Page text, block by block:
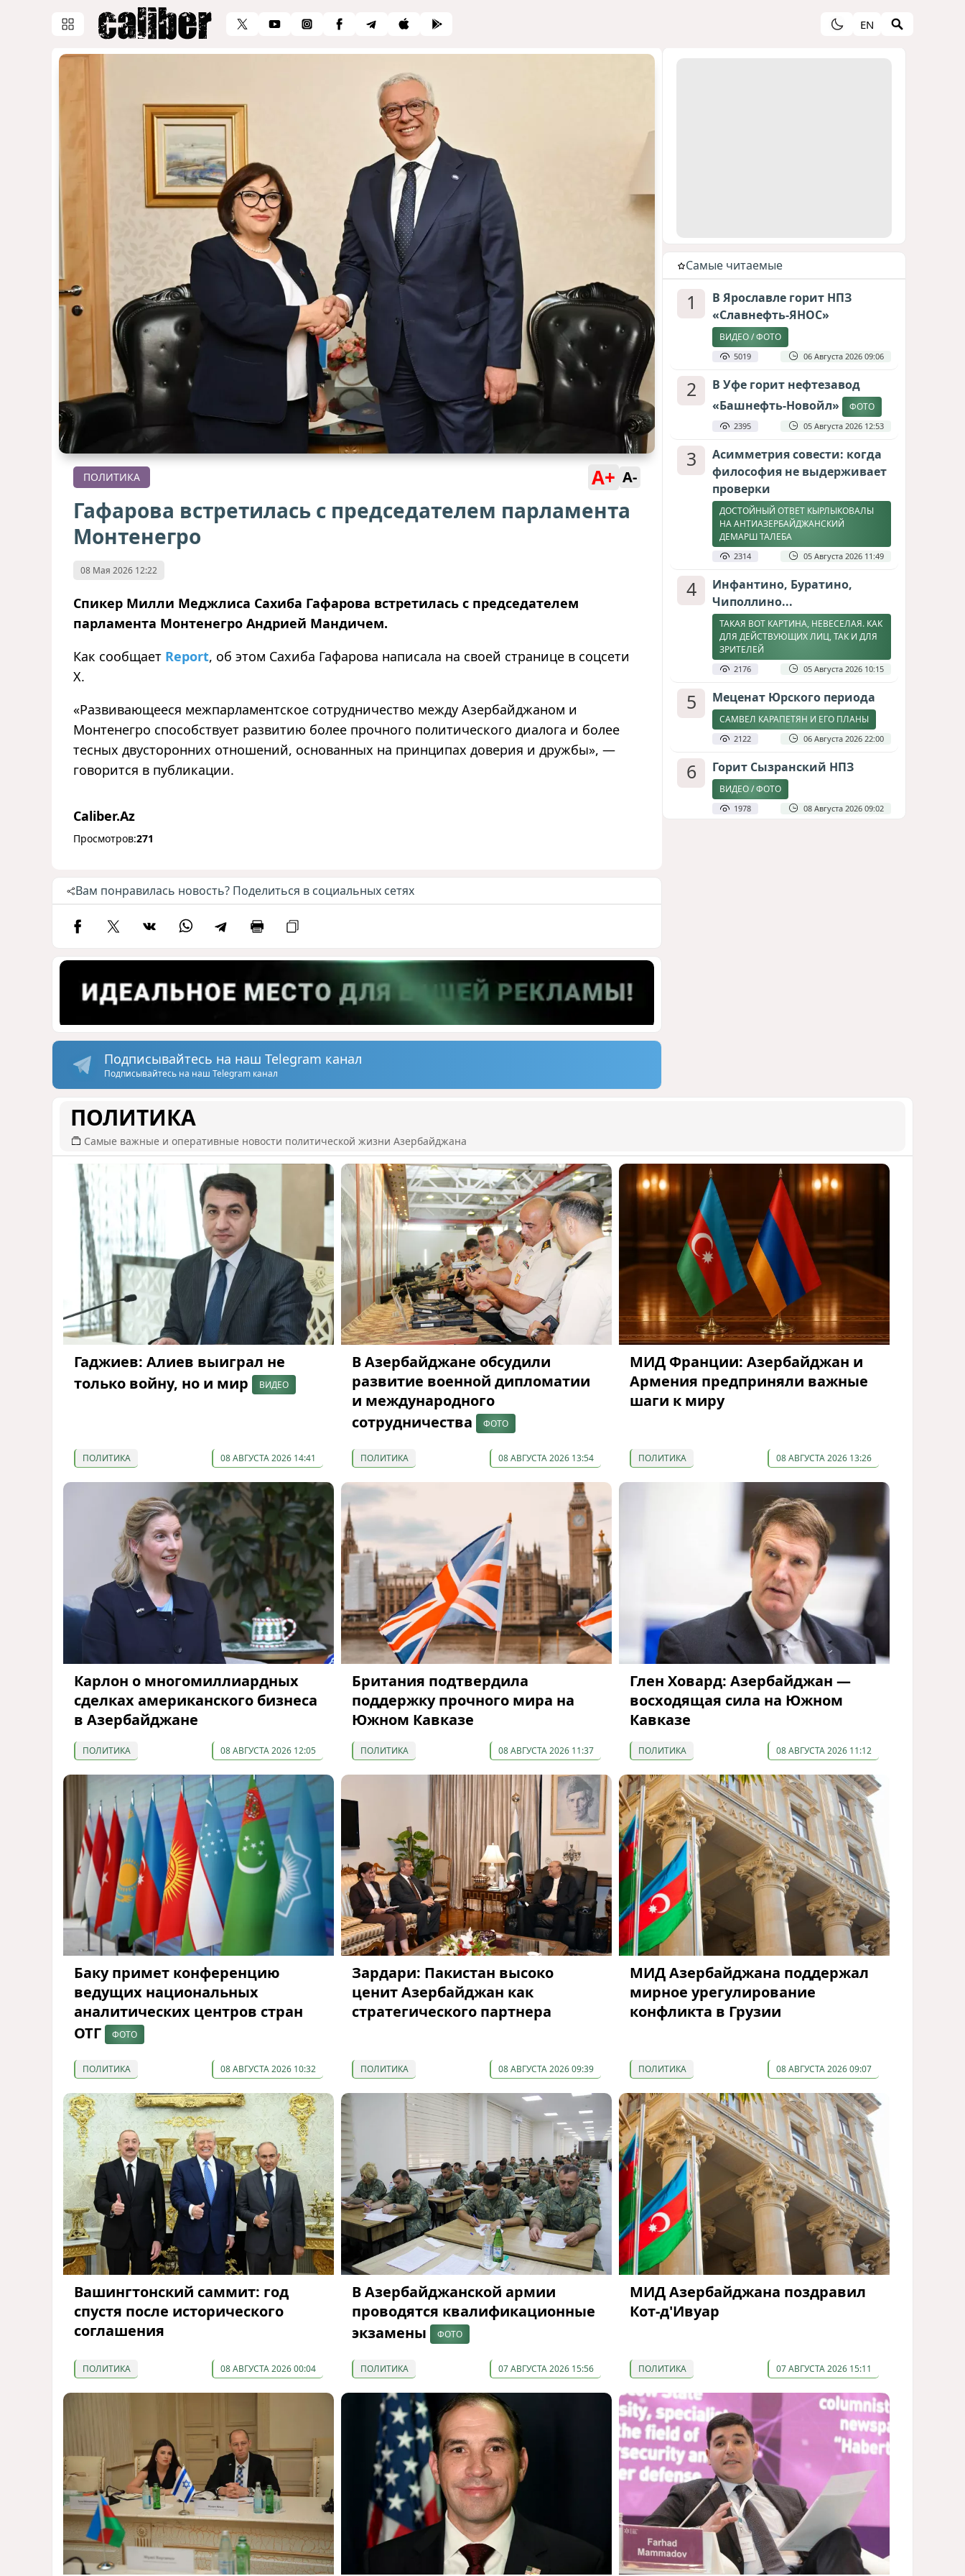
EN
ПОЛИТИКА A+ A-
Гафарова встретилась с председателем парламента
Монтенегро
08 Мая 2026 12:22
Спикер Милли Меджлиса Сахиба Гафарова встретилась с председателем
парламента Монтенегро Андрией Мандичем.
Как сообщает Report, об этом Сахиба Гафарова написала на своей странице в соцсети
X.
«Развивающееся межпарламентское сотрудничество между Азербайджаном и
Монтенегро способствует развитию более прочного политического диалога и более
тесных двусторонних отношений, основанных на принципах доверия и дружбы», —
говорится в публикации.
Caliber.Az
Просмотров:271
Вам понравилась новость? Поделиться в социальных сетях
Подписывайтесь на наш Telegram канал
Подписывайтесь на наш Telegram канал
Cамые читаемые
1
В Ярославле горит НПЗ
«Славнефть-ЯНОС»
ВИДЕО / ФОТО
5019 06 Августа 2026 09:06
2
В Уфе горит нефтезавод
«Башнефть-Новойл»
ФОТО
2395 05 Августа 2026 12:53
3
Асимметрия совести: когда
философия не выдерживает
проверки
ДОСТОЙНЫЙ ОТВЕТ КЫРЛЫКОВАЛЫ
НА АНТИАЗЕРБАЙДЖАНСКИЙ
ДЕМАРШ ТАЛЕБА
2314 05 Августа 2026 11:49
4
Инфантино, Буратино,
Чиполлино...
ТАКАЯ ВОТ КАРТИНА, НЕВЕСЕЛАЯ. КАК
ДЛЯ ДЕЙСТВУЮЩИХ ЛИЦ, ТАК И ДЛЯ
ЗРИТЕЛЕЙ
2176 05 Августа 2026 10:15
5 Меценат Юрского периода
САМВЕЛ КАРАПЕТЯН И ЕГО ПЛАНЫ
2122 06 Августа 2026 22:00
6 Горит Сызранский НПЗ
ВИДЕО / ФОТО
1978 08 Августа 2026 09:02
майнинга
СТАТЬЯ ВЛАДИМИРА ЦХВЕДИАНИ
05 Августа 2026 17:46
ПОЛИТИКА
Самые важные и оперативные новости политической жизни Азербайджана
Гаджиев: Алиев выиграл не
только войну, но и мир
ВИДЕО
ПОЛИТИКА 08 АВГУСТА 2026 14:41
В Азербайджане обсудили
развитие военной дипломатии
и международного
сотрудничества
ФОТО
ПОЛИТИКА 08 АВГУСТА 2026 13:54
МИД Франции: Азербайджан и
Армения предприняли важные
шаги к миру
ПОЛИТИКА 08 АВГУСТА 2026 13:26
Карлон о многомиллиардных
сделках американского бизнеса
в Азербайджане
ПОЛИТИКА 08 АВГУСТА 2026 12:05
Британия подтвердила
поддержку прочного мира на
Южном Кавказе
ПОЛИТИКА 08 АВГУСТА 2026 11:37
Глен Ховард: Азербайджан —
восходящая сила на Южном
Кавказе
ПОЛИТИКА 08 АВГУСТА 2026 11:12
Баку примет конференцию
ведущих национальных
аналитических центров стран
ОТГ
ФОТО
ПОЛИТИКА 08 АВГУСТА 2026 10:32
Зардари: Пакистан высоко
ценит Азербайджан как
стратегического партнера
ПОЛИТИКА 08 АВГУСТА 2026 09:39
МИД Азербайджана поддержал
мирное урегулирование
конфликта в Грузии
ПОЛИТИКА 08 АВГУСТА 2026 09:07
Вашингтонский саммит: год
спустя после исторического
соглашения
ПОЛИТИКА 08 АВГУСТА 2026 00:04
В Азербайджанской армии
проводятся квалификационные
экзамены
ФОТО
ПОЛИТИКА 07 АВГУСТА 2026 15:56
МИД Азербайджана поздравил
Кот-д'Ивуар
ПОЛИТИКА 07 АВГУСТА 2026 15:11